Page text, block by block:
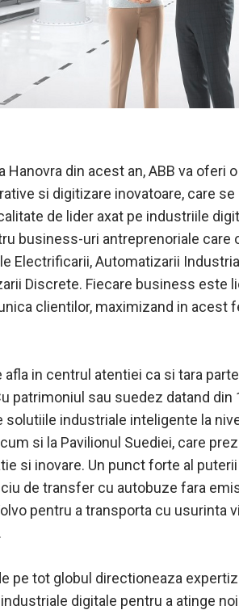
Hanovra din acest an, ABB va oferi
si digitizare inovatoare, care se
de lider axat pe industriile
business-uri antreprenoriale care
Electrificarii, Automatizarii
Discrete. Fiecare business este
clientilor, maximizand in acest
afla in centrul atentiei ca si tara
patrimoniul sau suedez datand din
solutiile industriale inteligente la
si la Pavilionul Suediei, care
si inovare. Un punct forte al puterii
de transfer cu autobuze fara
pentru a transporta cu usurinta
pe tot globul directioneaza
digitale pentru a atinge